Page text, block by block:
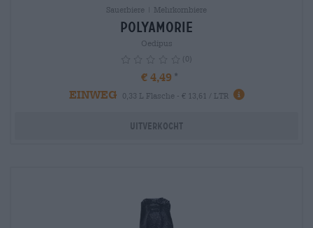
Sauerbiere | Mehrkornbiere
Polyamorie
Oedipus
(0)
€ 4,49
EINWEG
0,33 L Flasche - € 13,61 / LTR info
Uitverkocht